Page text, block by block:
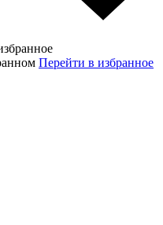
Перейти в избранное